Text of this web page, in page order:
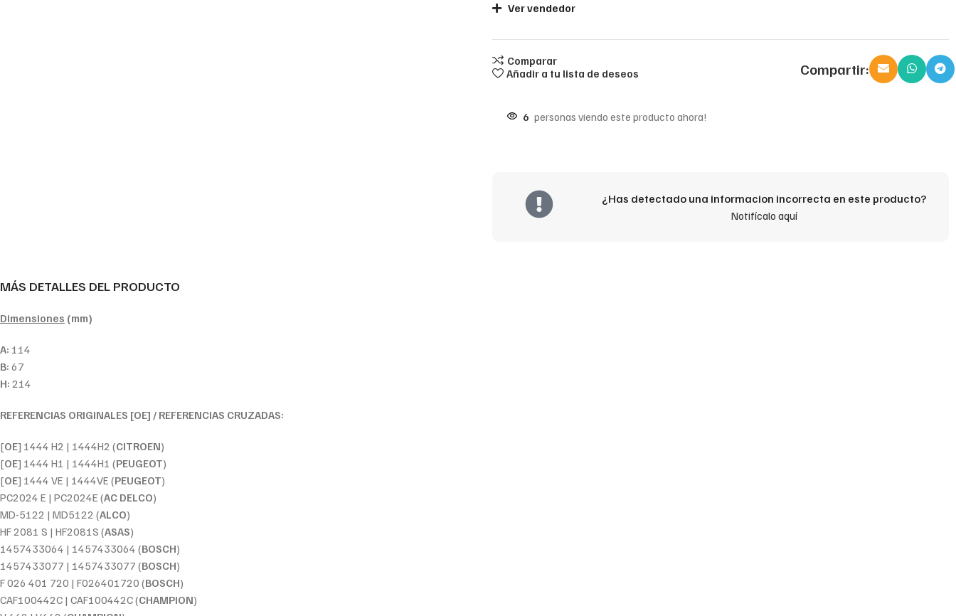
Ver vendedor
Comparar
Añadir a tu lista de deseos
Compartir:
6 personas viendo este producto ahora!
¿Has detectado una informacion incorrecta en este producto?
Notifícalo aquí
MÁS DETALLES DEL PRODUCTO
Dimensiones (mm)
A: 114
B: 67
H: 214
REFERENCIAS ORIGINALES [OE] / REFERENCIAS CRUZADAS:
[OE] 1444 H2 | 1444H2 (CITROEN)
[OE] 1444 H1 | 1444H1 (PEUGEOT)
[OE] 1444 VE | 1444VE (PEUGEOT)
PC2024 E | PC2024E (AC DELCO)
MD-5122 | MD5122 (ALCO)
HF 2081 S | HF2081S (ASAS)
1457433064 | 1457433064 (BOSCH)
1457433077 | 1457433077 (BOSCH)
F 026 401 720 | F026401720 (BOSCH)
CAF100442C | CAF100442C (CHAMPION)